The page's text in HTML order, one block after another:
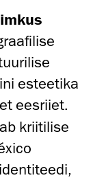
esteetika
eesriiet.
kriitilise